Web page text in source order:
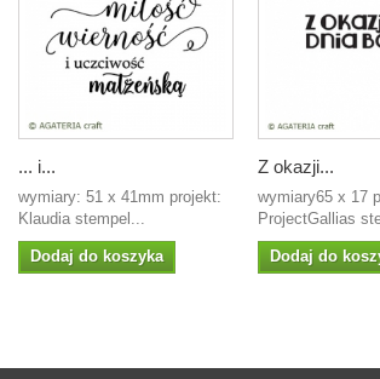
... i...
wymiary: 51 x 41mm projekt:
Klaudia stempel...
Dodaj do koszyka
Z okazji...
wymiary65 x 17
ProjectGallias
Dodaj do